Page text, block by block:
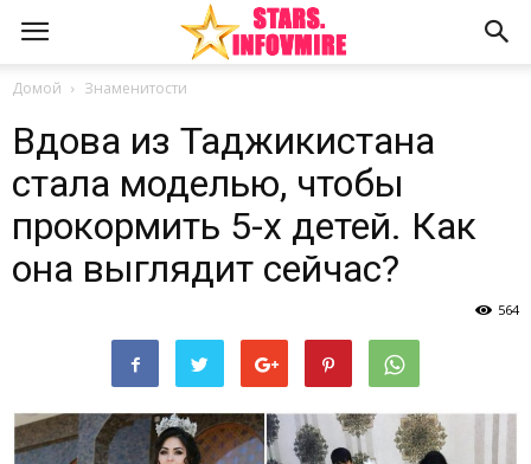
Домой Знаменитости
Вдова из Таджикистана
стала моделью, чтобы
прокормить 5-х детей. Как
она выглядит сейчас?
564